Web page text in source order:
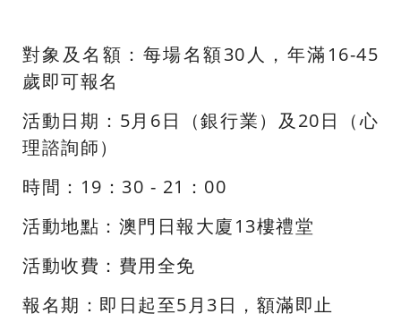
對象及名額：每場名額30人，年滿16-45
歲即可報名
活動日期：5月6日（銀行業）及20日（心
理諮詢師）
時間：19：30 - 21：00
活動地點：澳門日報大廈13樓禮堂
活動收費：費用全免
報名期：即日起至5月3日，額滿即止